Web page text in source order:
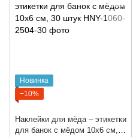
Новинка
−10%
Наклейки для мёда – этикетки
для банок с мёдом 10x6 cм,